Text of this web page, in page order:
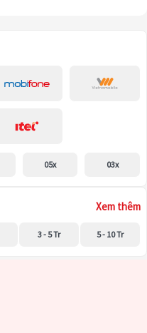
05x 03x
Xem thêm
3 - 5 Tr 5 - 10 Tr